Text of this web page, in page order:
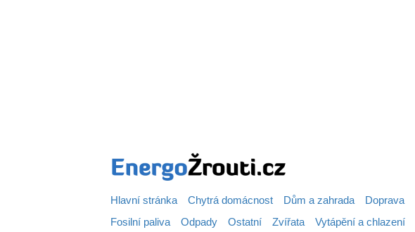
Hlavní stránka Chytrá domácnost Dům a zahrada Doprava
Fosilní paliva Odpady Ostatní Zvířata Vytápění a chlazení